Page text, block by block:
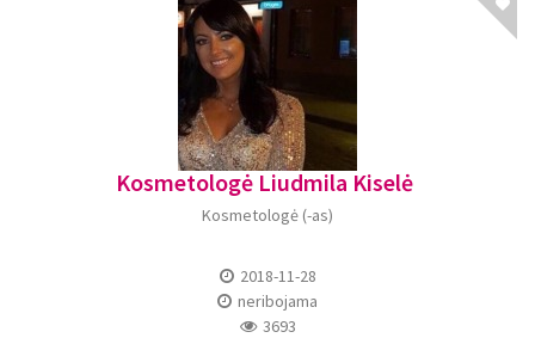
Kosmetologė Liudmila Kiselė
Kosmetologė (-as)
2018-11-28
neribojama
3693